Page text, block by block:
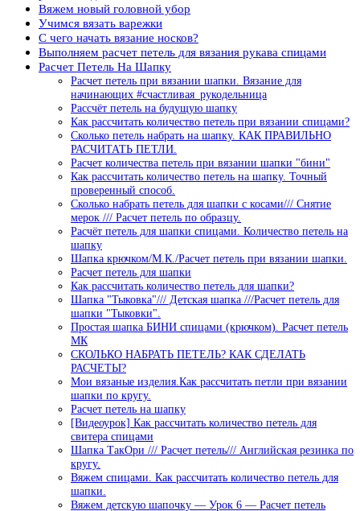
Вяжем новый головной убор
Учимся вязать варежки
С чего начать вязание носков?
Выполняем расчет петель для вязания рукава спицами
Расчет Петель На Шапку
Расчет петель при вязании шапки. Вязание для
начинающих #cчастливая_рукодельница
Рассчёт петель на будущую шапку
Как рассчитать количество петель при вязании спицами?
Сколько петель набрать на шапку. КАК ПРАВИЛЬНО
РАСЧИТАТЬ ПЕТЛИ.
Расчет количества петель при вязании шапки "бини"
Как рассчитать количество петель на шапку. Точный
проверенный способ.
Сколько набрать петель для шапки с косами/// Снятие
мерок /// Расчет петель по образцу.
Расчёт петель для шапки спицами. Количество петель на
шапку
Шапка крючком/М.К./Расчет петель при вязании шапки.
Расчет петель для шапки
Как рассчитать количество петель для шапки?
Шапка "Тыковка"/// Детская шапка ///Расчет петель для
шапки "Тыковки".
Простая шапка БИНИ спицами (крючком). Расчет петель
МК
СКОЛЬКО НАБРАТЬ ПЕТЕЛЬ? КАК СДЕЛАТЬ
РАСЧЕТЫ?
Мои вязаные изделия.Как рассчитать петли при вязании
шапки по кругу.
Расчет петель на шапку
[Видеоурок] Как рассчитать количество петель для
свитера спицами
Шапка ТакОри /// Расчет петель/// Английская резинка по
кругу.
Вяжем спицами. Как рассчитать количество петель для
шапки.
Вяжем детскую шапочку — Урок 6 — Расчет петель